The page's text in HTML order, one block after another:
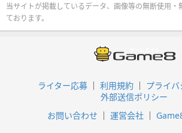
当サイトが掲載しているデータ、画像等の無断使用・
ております。
ライター応募 利用規約
プライ
外部送信ポリシー
お問い合わせ
運営会社